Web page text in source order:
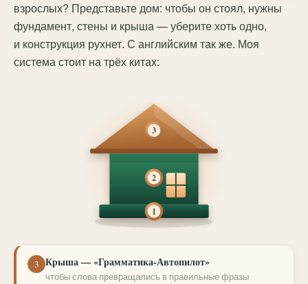
взрослых? Представьте дом: чтобы он стоял, нужны
фундамент, стены и крыша — уберите хоть одно,
и конструкция рухнет. С английским так же. Моя
система стоит на трёх китах:
3
2
1
3 Крыша — «Грамматика-Автопилот»
чтобы слова превращались в правильные фразы